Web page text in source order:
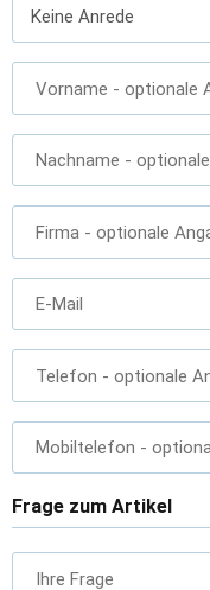
Vorname - optionale
Nachname -
Firma - optionale
E-Mail
Telefon - optionale
Mobiltelefon -
Frage zum Artikel
Ihre Frage